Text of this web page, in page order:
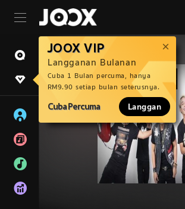
JOOX VIP
Langganan Bulanan
Cuba 1 Bulan percuma, hanya
RM9.90 setiap bulan seterusnya.
Cuba Percuma Langgan